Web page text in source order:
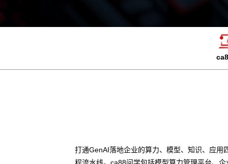
打通GenAI落地企业的算力、模型、知识、应
程流水线。ca88问学包括模型算力管理平台、